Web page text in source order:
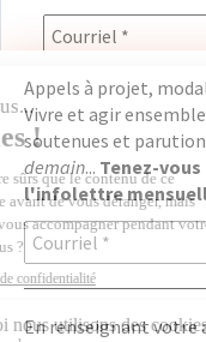
En renseignant
consentez à
Seligmann,
confidentialité. Il
désabonner à tout
Appels à projet,
Vivre et agir
soutenues et
demain... Tenez-
l'infolettre
En renseignant votre